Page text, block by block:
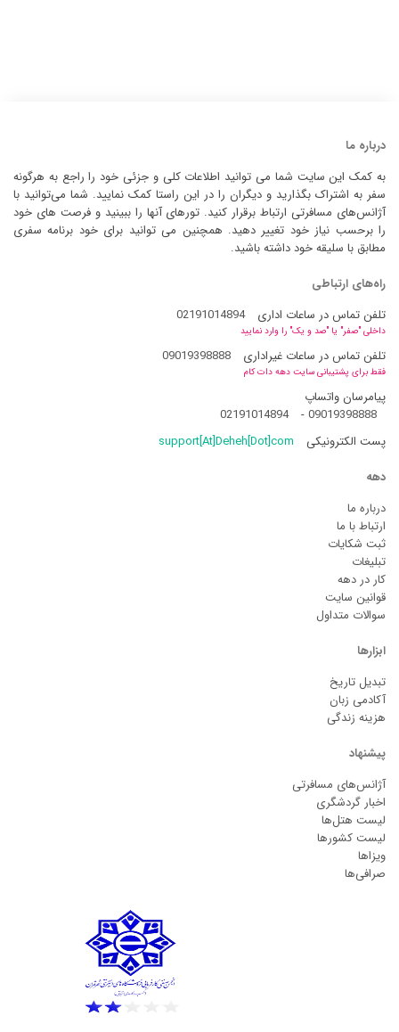
درباره ما
به کمک این سایت شما می توانید اطلاعات کلی و جزئی خود را راجع به هرگونه
سفر به اشتراک بگذارید و دیگران را در این راستا کمک نمایید. شما می‌توانید با
آژانس‌های مسافرتی ارتباط برقرار کنید. تورهای آنها را ببینید و فرصت های خود
را برحسب نیاز خود تغییر دهید. همچنین می توانید برای خود برنامه سفری
مطابق با سلیقه خود داشته باشید.
راه‌های ارتباطی
تلفن تماس در ساعات اداری
02191014894
داخلی "صفر" یا "صد و یک" را وارد نمایید
تلفن تماس در ساعات غیراداری 09019398888
فقط برای پشتیبانی سایت دهه دات کام
پیامرسان واتساپ
09019398888
-
02191014894
پست الکترونیکی
support[At]Deheh[Dot]com
دهه
درباره ما
ارتباط با ما
ثبت شکایات
تبلیغات
کار در دهه
قوانین سایت
سوالات متداول
ابزارها
تبدیل تاریخ
آکادمی زبان
هزینه زندگی
پیشنهاد
آژانس‌های مسافرتی
اخبار گردشگری
لیست هتل‌ها
لیست کشورها
ویزاها
صرافی‌ها